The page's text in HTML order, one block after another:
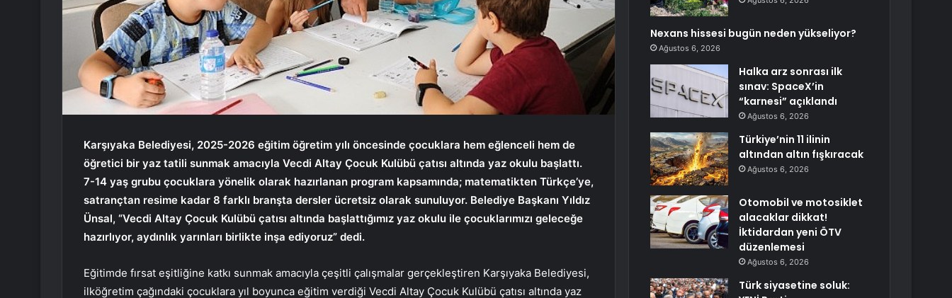
Karşıyaka Belediyesi, 2025-2026 eğitim öğretim yılı öncesinde çocuklara hem eğlenceli hem de
öğretici bir yaz tatili sunmak amacıyla Vecdi Altay Çocuk Kulübü çatısı altında yaz okulu başlattı.
7-14 yaş grubu çocuklara yönelik olarak hazırlanan program kapsamında; matematikten Türkçe’ye,
satrançtan resime kadar 8 farklı branşta dersler ücretsiz olarak sunuluyor. Belediye Başkanı Yıldız
Ünsal, “Vecdi Altay Çocuk Kulübü çatısı altında başlattığımız yaz okulu ile çocuklarımızı geleceğe
hazırlıyor, aydınlık yarınları birlikte inşa ediyoruz” dedi.
Eğitimde fırsat eşitliğine katkı sunmak amacıyla çeşitli çalışmalar gerçekleştiren Karşıyaka Belediyesi,
ilköğretim çağındaki çocuklara yıl boyunca eğitim verdiği Vecdi Altay Çocuk Kulübü çatısı altında yaz
Nexans hissesi bugün neden yükseliyor?
Ağustos 6, 2026
Halka arz sonrası ilk
sınav: SpaceX’in
“karnesi” açıklandı
Ağustos 6, 2026
Türkiye’nin 11 ilinin
altından altın fışkıracak
Ağustos 6, 2026
Otomobil ve motosiklet
alacaklar dikkat!
İktidardan yeni ÖTV
düzenlemesi
Ağustos 6, 2026
Türk siyasetine soluk: